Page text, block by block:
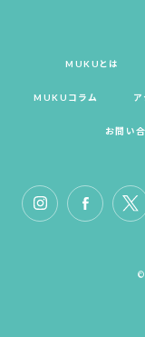
MUKUとは
MUKUコラム ア
お問い
©